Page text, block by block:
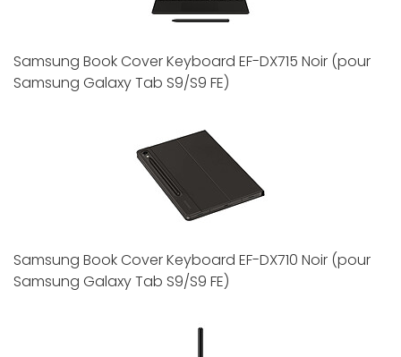
Samsung Book Cover Keyboard EF-DX715 Noir (pour
Samsung Galaxy Tab S9/S9 FE)
Samsung Book Cover Keyboard EF-DX710 Noir (pour
Samsung Galaxy Tab S9/S9 FE)